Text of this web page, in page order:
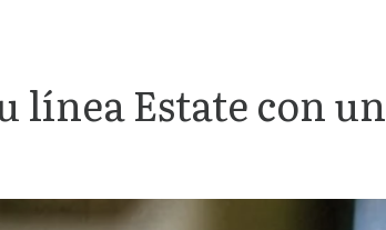
línea Estate con un